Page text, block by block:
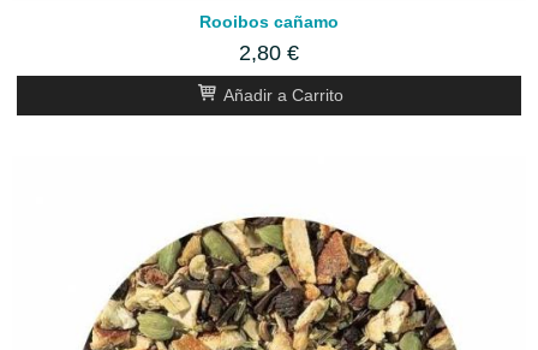
Rooibos cañamo
2,80 €
Añadir a Carrito